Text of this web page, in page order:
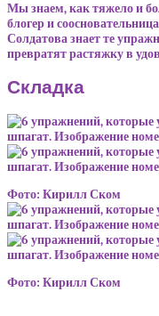
Мы знаем, как тяжело и
блогер и
Солдатова знает те
превратят растяжку в
Складка
Фото: Кирилл Ском
Фото: Кирилл Ском